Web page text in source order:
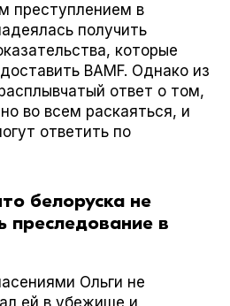
преступлением в
получить
которые
BAMF. Однако из
ответ о том,
во всем раскаяться, и
ответить по
белоруска не
преследование в
Ольги не
ей в убежище и